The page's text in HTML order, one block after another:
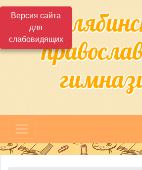
Версия сайта
для
слабовидящих